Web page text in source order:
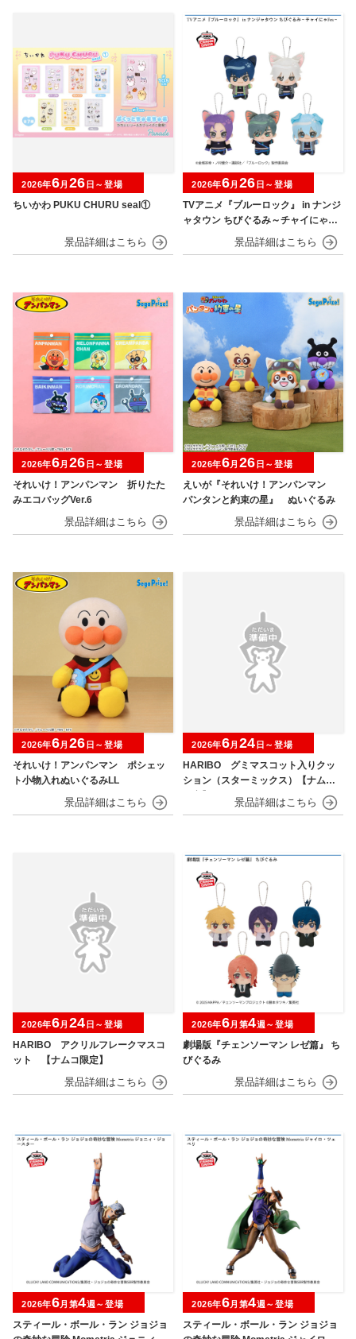
ちいかわ PUKU CHURU seal①
2026年6月 26 日～登場
TVアニメ『ブルーロック』 in ナンジ
ャタウン ちびぐるみ～チャイにゃFe
2026年6月 26 日～登場
それいけ！アンパンマン 折りたた
みエコバッグVer.6
2026年6月 26 日～登場
えいが『それいけ！アンパンマン
パンタンと約束の星』 ぬいぐるみ
2026年6月 26 日～登場
それいけ！アンパンマン ポシェッ
ト小物入れぬいぐるみLL
2026年6月 26 日～登場
HARIBO グミマスコット入りクッ
ション（スターミックス）【ナムコ
2026年6月 24 日～登場
HARIBO アクリルフレークマスコ
ット 【ナムコ限定】
2026年6月 24 日～登場
劇場版『チェンソーマン レゼ篇』 ち
びぐるみ
2026年6月第4週～登場
スティール・ボール・ラン ジョジョ
2026年6月第4週～登場
スティール・ボール・ラン ジョジョ
2026年6月第4週～登場